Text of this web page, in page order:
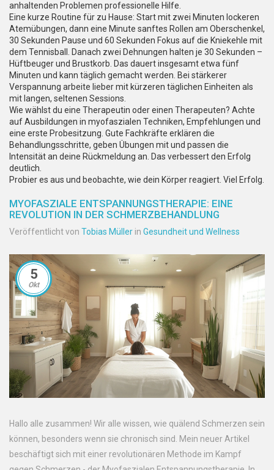
anhaltenden Problemen professionelle Hilfe.
Eine kurze Routine für zu Hause: Start mit zwei Minuten lockeren
Atemübungen, dann eine Minute sanftes Rollen am Oberschenkel,
30 Sekunden Pause und 60 Sekunden Fokus auf die Kniekehle mit
dem Tennisball. Danach zwei Dehnungen halten je 30 Sekunden –
Hüftbeuger und Brustkorb. Das dauert insgesamt etwa fünf
Minuten und kann täglich gemacht werden. Bei stärkerer
Verspannung arbeite lieber mit kürzeren täglichen Einheiten als
mit langen, seltenen Sessions.
Wie wählst du eine Therapeutin oder einen Therapeuten? Achte
auf Ausbildungen in myofaszialen Techniken, Empfehlungen und
eine erste Probesitzung. Gute Fachkräfte erklären die
Behandlungsschritte, geben Übungen mit und passen die
Intensität an deine Rückmeldung an. Das verbessert den Erfolg
deutlich.
Probier es aus und beobachte, wie dein Körper reagiert. Viel Erfolg.
MYOFASZIALE ENTSPANNUNGSTHERAPIE: EINE
REVOLUTION IN DER SCHMERZBEHANDLUNG
Veröffentlicht von Tobias Müller in Gesundheit und Wellness
5
Okt
Hallo alle zusammen! Wir alle wissen, wie quälend Schmerzen sein
können, besonders wenn sie chronisch sind. Mein neuer Artikel
beschäftigt sich mit einer revolutionären Methode im Kampf